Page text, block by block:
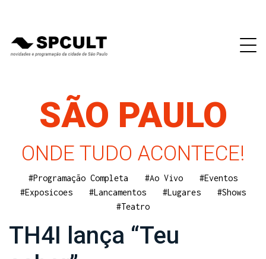
SÃO PAULO
ONDE TUDO ACONTECE!
#Programação Completa #Ao Vivo
#Eventos
#Exposicoes
#Lancamentos #Lugares
#Shows
#Teatro
TH4I lança “Teu